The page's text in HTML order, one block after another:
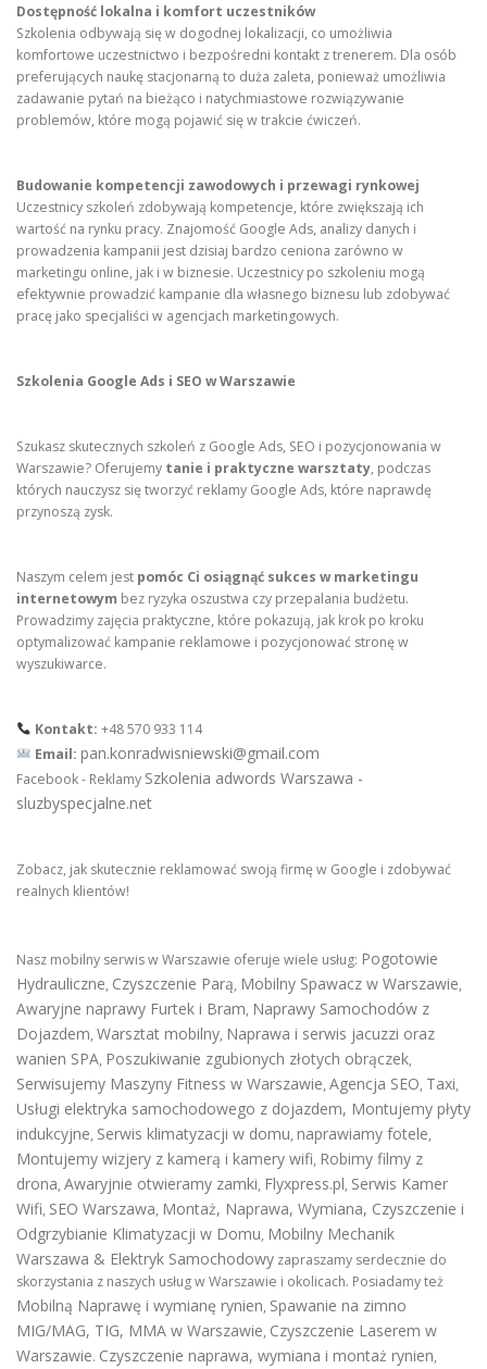
Dostępność lokalna i komfort uczestników
Szkolenia odbywają się w dogodnej lokalizacji, co umożliwia
komfortowe uczestnictwo i bezpośredni kontakt z trenerem. Dla osób
preferujących naukę stacjonarną to duża zaleta, ponieważ umożliwia
zadawanie pytań na bieżąco i natychmiastowe rozwiązywanie
problemów, które mogą pojawić się w trakcie ćwiczeń.
Budowanie kompetencji zawodowych i przewagi rynkowej
Uczestnicy szkoleń zdobywają kompetencje, które zwiększają ich
wartość na rynku pracy. Znajomość Google Ads, analizy danych i
prowadzenia kampanii jest dzisiaj bardzo ceniona zarówno w
marketingu online, jak i w biznesie. Uczestnicy po szkoleniu mogą
efektywnie prowadzić kampanie dla własnego biznesu lub zdobywać
pracę jako specjaliści w agencjach marketingowych.
Szkolenia Google Ads i SEO w Warszawie
Szukasz skutecznych szkoleń z Google Ads, SEO i pozycjonowania w
Warszawie? Oferujemy tanie i praktyczne warsztaty, podczas
których nauczysz się tworzyć reklamy Google Ads, które naprawdę
przynoszą zysk.
Naszym celem jest pomóc Ci osiągnąć sukces w marketingu
internetowym bez ryzyka oszustwa czy przepalania budżetu.
Prowadzimy zajęcia praktyczne, które pokazują, jak krok po kroku
optymalizować kampanie reklamowe i pozycjonować stronę w
wyszukiwarce.
Kontakt: +48 570 933 114
Email: pan.konradwisniewski@gmail.com
Facebook - Reklamy Szkolenia adwords Warszawa -
sluzbyspecjalne.net
Zobacz, jak skutecznie reklamować swoją firmę w Google i zdobywać
realnych klientów!
Nasz mobilny serwis w Warszawie oferuje wiele usług: Pogotowie
Hydrauliczne, Czyszczenie Parą, Mobilny Spawacz w Warszawie,
Awaryjne naprawy Furtek i Bram, Naprawy Samochodów z
Dojazdem, Warsztat mobilny, Naprawa i serwis jacuzzi oraz
wanien SPA, Poszukiwanie zgubionych złotych obrączek,
Serwisujemy Maszyny Fitness w Warszawie, Agencja SEO, Taxi,
Usługi elektryka samochodowego z dojazdem, Montujemy płyty
indukcyjne, Serwis klimatyzacji w domu, naprawiamy fotele,
Montujemy wizjery z kamerą i kamery wifi, Robimy filmy z
drona, Awaryjnie otwieramy zamki, Flyxpress.pl, Serwis Kamer
Wifi, SEO Warszawa, Montaż, Naprawa, Wymiana, Czyszczenie i
Odgrzybianie Klimatyzacji w Domu, Mobilny Mechanik
Warszawa & Elektryk Samochodowy zapraszamy serdecznie do
skorzystania z naszych usług w Warszawie i okolicach. Posiadamy też
Mobilną Naprawę i wymianę rynien, Spawanie na zimno
MIG/MAG, TIG, MMA w Warszawie, Czyszczenie Laserem w
Warszawie. Czyszczenie naprawa, wymiana i montaż rynien,